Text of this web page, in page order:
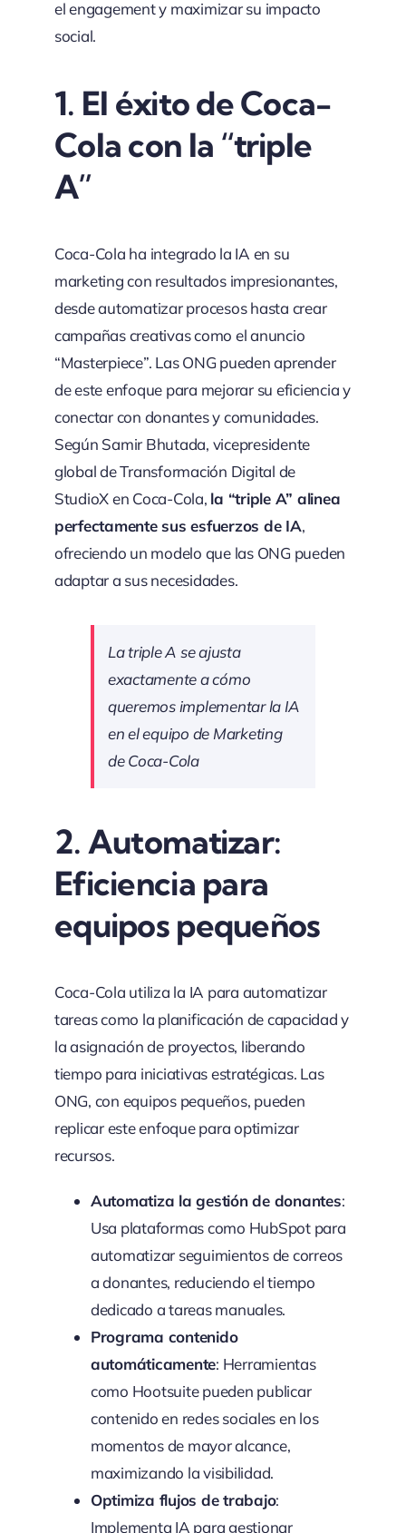
el engagement y maximizar su impacto
social.
1. El éxito de Coca-
Cola con la “triple
A”
Coca-Cola ha integrado la IA en su
marketing con resultados impresionantes,
desde automatizar procesos hasta crear
campañas creativas como el anuncio
“Masterpiece”. Las ONG pueden aprender
de este enfoque para mejorar su eficiencia y
conectar con donantes y comunidades.
Según Samir Bhutada, vicepresidente
global de Transformación Digital de
StudioX en Coca-Cola, la “triple A” alinea
perfectamente sus esfuerzos de IA,
ofreciendo un modelo que las ONG pueden
adaptar a sus necesidades.
La triple A se ajusta
exactamente a cómo
queremos implementar la IA
en el equipo de Marketing
de Coca-Cola
2. Automatizar:
Eficiencia para
equipos pequeños
Coca-Cola utiliza la IA para automatizar
tareas como la planificación de capacidad y
la asignación de proyectos, liberando
tiempo para iniciativas estratégicas. Las
ONG, con equipos pequeños, pueden
replicar este enfoque para optimizar
recursos.
Automatiza la gestión de donantes:
Usa plataformas como HubSpot para
automatizar seguimientos de correos
a donantes, reduciendo el tiempo
dedicado a tareas manuales.
Programa contenido
automáticamente: Herramientas
como Hootsuite pueden publicar
contenido en redes sociales en los
momentos de mayor alcance,
maximizando la visibilidad.
Optimiza flujos de trabajo:
Implementa IA para gestionar